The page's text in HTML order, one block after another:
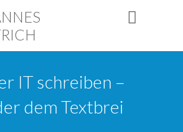
IT schreiben –
dem Textbrei